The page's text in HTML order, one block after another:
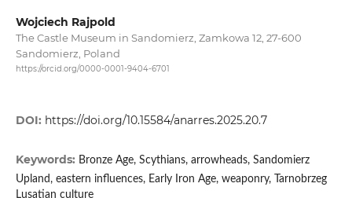
Wojciech Rajpold
The Castle Museum in Sandomierz, Zamkowa 12, 27-600
Sandomierz, Poland
https://orcid.org/0000-0001-9404-6701
DOI: https://doi.org/10.15584/anarres.2025.20.7
Keywords: Bronze Age, Scythians, arrowheads, Sandomierz
Upland, eastern influences, Early Iron Age, weaponry, Tarnobrzeg
Lusatian culture